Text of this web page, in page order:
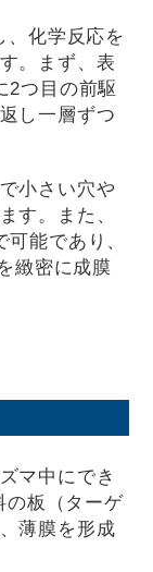
、化学反応を
。まず、表
2つ目の前駆
し一層ずつ
小さい穴や
す。また、
能であり、
緻密に成膜
マ中にでき
の板（ターゲ
薄膜を形成